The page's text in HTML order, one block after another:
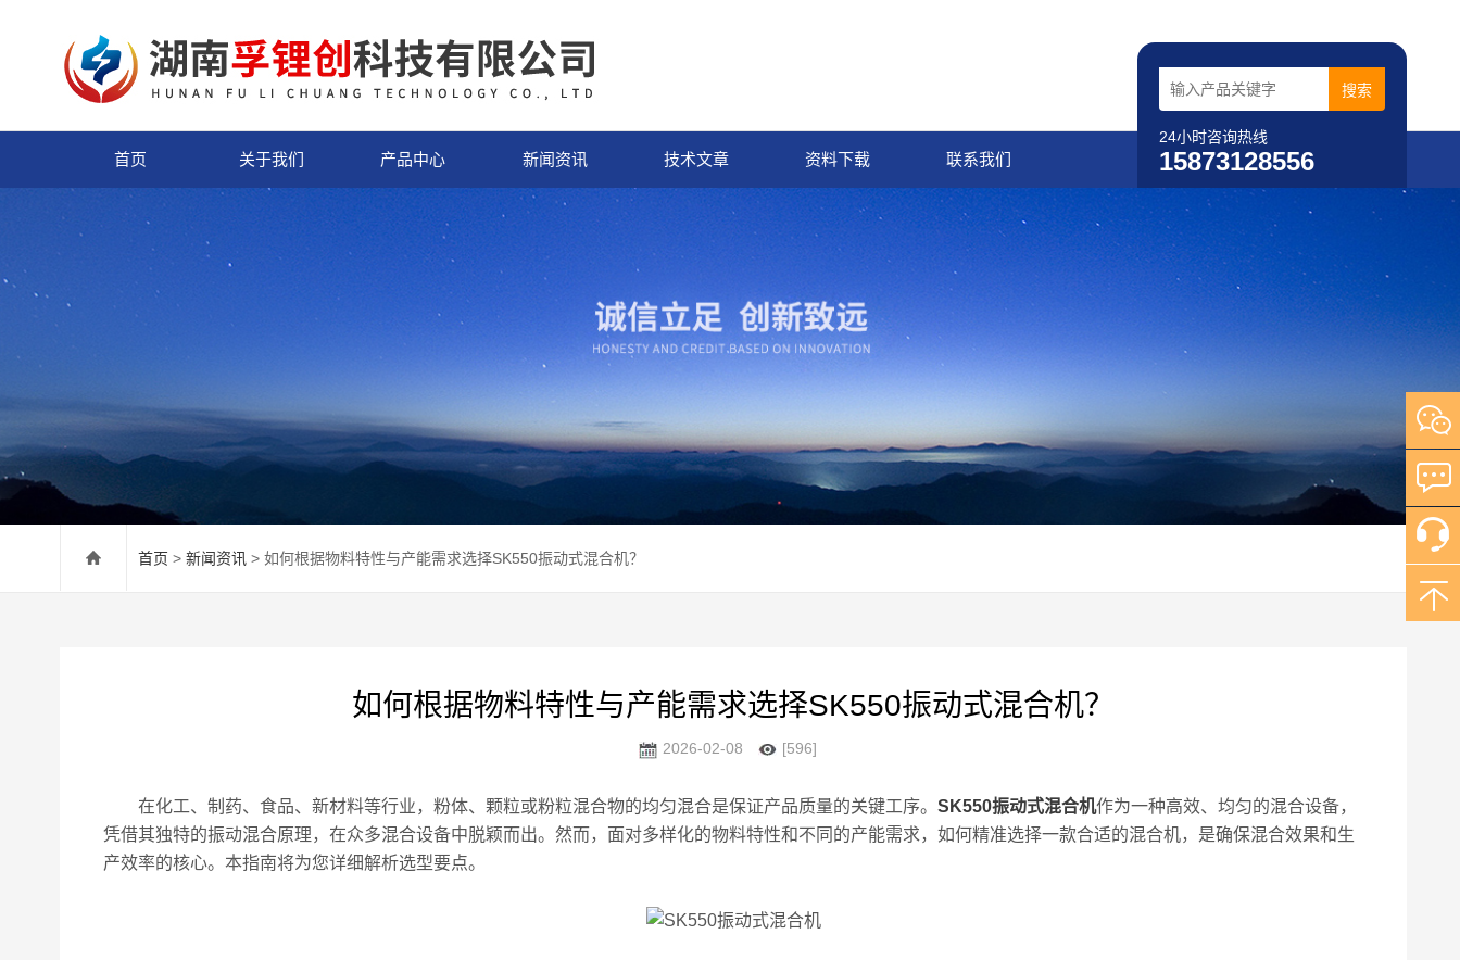
24小时咨询热线
15873128556
首页 关于我们 产品中心 新闻资讯 技术文章 资料下载 联系我们
首页 > 新闻资讯 > 如何根据物料特性与产能需求选择SK550振动式混合机？
如何根据物料特性与产能需求选择SK550振动式混合机？
2026-02-08 [596]
在化工、制药、食品、新材料等行业，粉体、颗粒或粉粒混合物的均匀混合是保证产品质量的关键工序。 SK550振动式混合机作为一种高效、均匀的混合设备，
凭借其独特的振动混合原理，在众多混合设备中脱颖而出。然而，面对多样化的物料特性和不同的产能需求，如何精准选择一款合适的混合机，是确保混合效果和生
产效率的核心。本指南将为您详细解析选型要点。